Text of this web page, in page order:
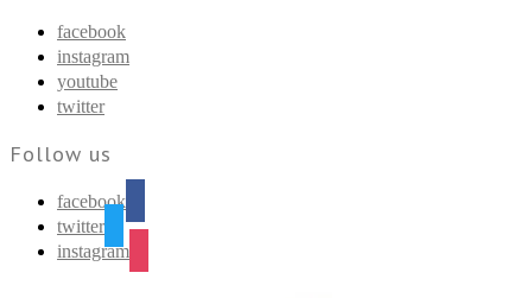
facebook
instagram
youtube
twitter
Follow us
facebook
twitter
instagram